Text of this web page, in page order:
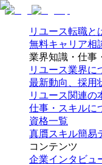
リユース転職と
無料キャリア相
業界知識・仕事
リユース業界に
最新動向、採用
リユース関連の
仕事・スキルに
資格一覧
真贋スキル簡易
コンテンツ
企業インタビュ